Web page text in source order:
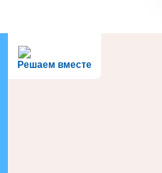
Решаем вместе